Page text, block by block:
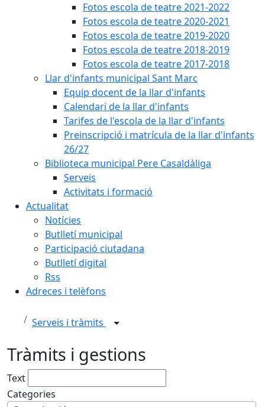
Fotos escola de teatre 2021-2022
Fotos escola de teatre 2020-2021
Fotos escola de teatre 2019-2020
Fotos escola de teatre 2018-2019
Fotos escola de teatre 2017-2018
Llar d'infants municipal Sant Marc
Equip docent de la llar d'infants
Calendari de la llar d'infants
Tarifes de l'escola de la llar d'infants
Preinscripció i matrícula de la llar d'infants
26/27
Biblioteca municipal Pere Casaldàliga
Serveis
Activitats i formació
Actualitat
Notícies
Butlletí municipal
Participació ciutadana
Butlletí digital
Rss
Adreces i telèfons
Serveis i tràmits
Tràmits i gestions
Text
Categories